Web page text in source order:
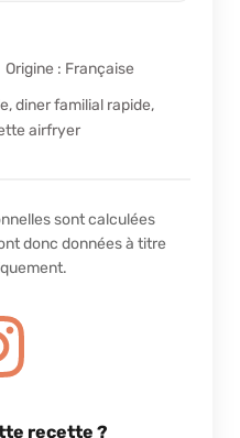
Origine : Française
diner familial rapide,
airfryer
donc données à titre
recette ?